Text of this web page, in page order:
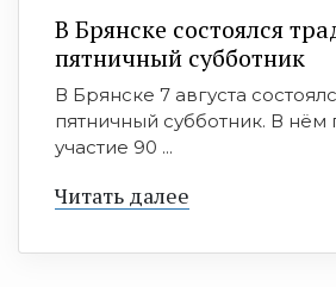
В Брянске состоялся
пятничный субботник
В Брянске 7 августа
пятничный субботник. В нём
участие 90 ...
Читать далее